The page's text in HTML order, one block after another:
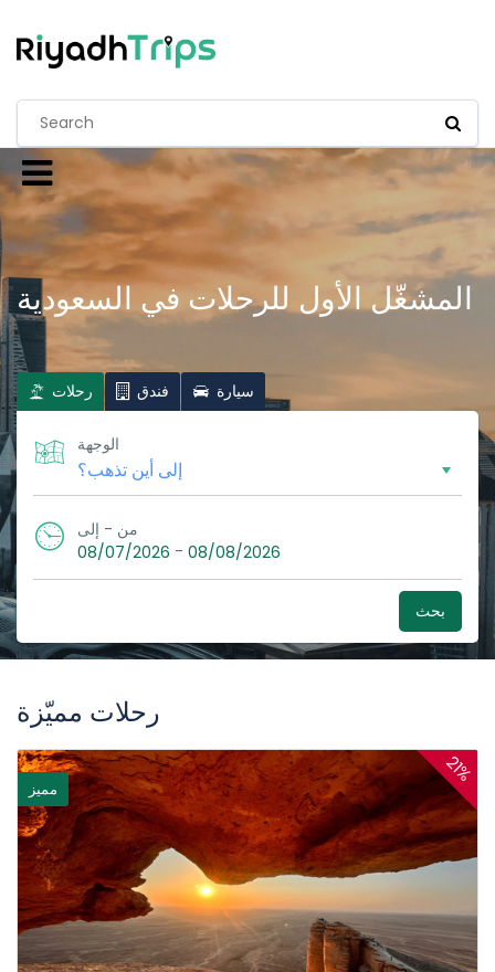
المشغّل الأول للرحلات في السعودية
رحلات فندق سيارة
الوجهة
من - إلى
08/07/2026 - 08/08/2026
بحث
رحلات مميّزة
مميز
21%